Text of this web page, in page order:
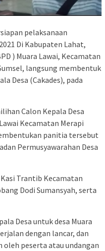
pelaksanaan
Di Kabupaten Lahat,
) Muara Lawai, Kecamatan
langsung membentuk
Desa (Cakades), pada
Calon Kepala Desa
Kecamatan Merapi
panitia tersebut
Permusyawarahan Desa
Trantib Kecamatan
Dodi Sumansyah, serta
Desa untuk desa Muara
dengan lancar, dan
peserta atau undangan